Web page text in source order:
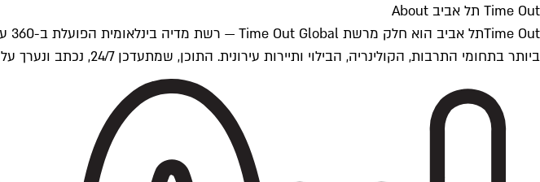
Time Out תל אביב About
ביותר בתחומי התרבות, הקולינריה, הבילוי ותיירות עירונית. התוכן, שמתעדכן 24/7, נכתב ונערך על ידי צוות עיתונאים מקצועי מקומי בישראל, בהתאם לסטנדרטים של Time Out העולמית.